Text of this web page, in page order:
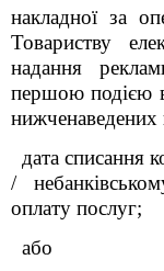
накладної за
Товариству
надання
першою подією
нижченаведених
дата списання
/
оплату послуг;
або